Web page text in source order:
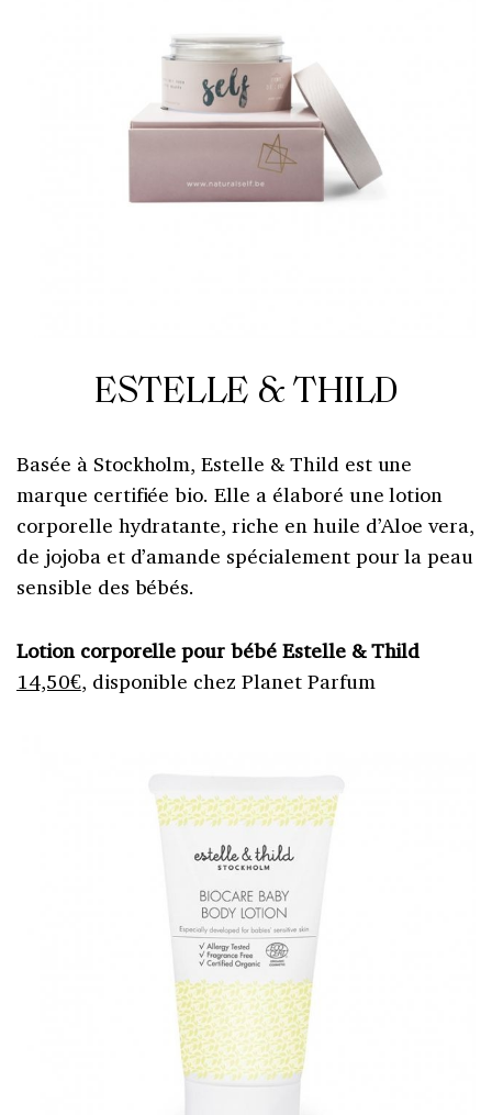
ESTELLE & THILD
Basée à Stockholm, Estelle & Thild est une
marque certifiée bio. Elle a élaboré une lotion
corporelle hydratante, riche en huile d’Aloe vera,
de jojoba et d’amande spécialement pour la peau
sensible des bébés.
Lotion corporelle pour bébé Estelle & Thild
14,50€, disponible chez Planet Parfum